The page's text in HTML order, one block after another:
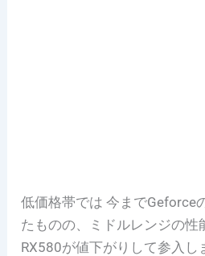
低価格帯では 今までGeforce
たものの、ミドルレンジの性
RX580が値下がりして参入し